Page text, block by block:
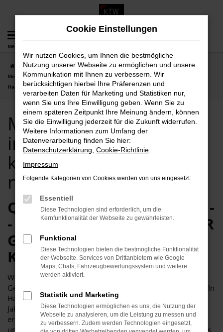
Zum
springen
MENÜ
Startseite Hannover Mercedes-Benz
Mercedes-Benz Sprinter
Mercedes-Benz Sprinter in Hannover günstig kaufen | Lieferservice nach
Hannover
Mercedes-Benz Sprinter
in Hannover günstig
kaufen | Lieferservice
nach Hannover
QUALITÄT FÜR HANNOVER -
- MERCEDES-BENZ SPRINTER
GEBRAUCHTWAGEN VON
KTW
Würden Sie von uns einen Mercedes-Benz Sprinter
Gebrauchtwagen kaufen? Dann treffen Sie eine gute Wahl. In
Hannover und Umgebung ist KTW seit den frühen 1970er
Jahren wohlbekannt. Unser Unternehmen steht für
erstklassige Qualität und verbindet diese mit einem
umfangreichen Service. So kommt es, dass wir nicht nur als
Cookie Einstellungen
Wir nutzen Cookies, um Ihnen die bestmögliche
Nutzung unserer Webseite zu ermöglichen und unsere
Kommunikation mit Ihnen zu verbessern. Wir
berücksichtigen hierbei Ihre Präferenzen und
verarbeiten Daten für Marketing und Statistiken nur,
wenn Sie uns Ihre Einwilligung geben. Wenn Sie zu
einem späteren Zeitpunkt Ihre Meinung ändern, können
Sie die Einwilligung jederzeit für die Zukunft widerrufen.
Weitere Informationen zum Umfang der
Datenverarbeitung finden Sie hier:
Datenschutzerklärung Cookie-Richtlinie
Impressum
Folgende Kategorien von Cookies werden von uns eingesetzt:
Essentiell
Diese Technologien sind erforderlich, um die
Kernfunktionalität der Webseite zu gewährleisten.
Funktional
Diese Technologien bieten die bestmögliche Funktionalität
der Webseite. Services von Drittanbietern wie Google
Maps, Chats, Fahrzeugbewertungssystem und weitere
werden aktiviert.
Statistik und Marketing
Diese Technologien ermöglichen es uns, die Nutzung der
Webseite zu analysieren, um die Leistung zu messen und
zu verbessern. Zudem werden Technologien eingesetzt,